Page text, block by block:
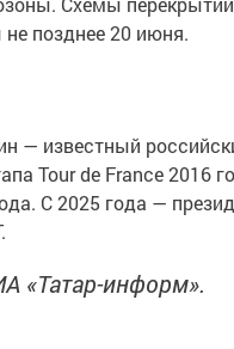
позднее 20 июня.
— известный
Tour de France 2016
С 2025 года —
«Татар-информ».